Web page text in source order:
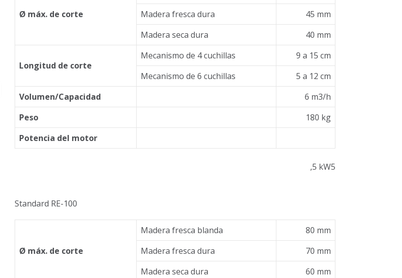
Ø máx. de corte
Madera fresca dura
45 mm
Madera seca dura
40 mm
Longitud de corte
Mecanismo de 4 cuchillas
9 a 15 cm
Mecanismo de 6 cuchillas
5 a 12 cm
Volumen/Capacidad
6 m3/h
Peso
180 kg
Potencia del motor
,5 kW5
Standard RE-100
Ø máx. de corte
Madera fresca blanda
80 mm
Madera fresca dura
70 mm
Madera seca dura
60 mm